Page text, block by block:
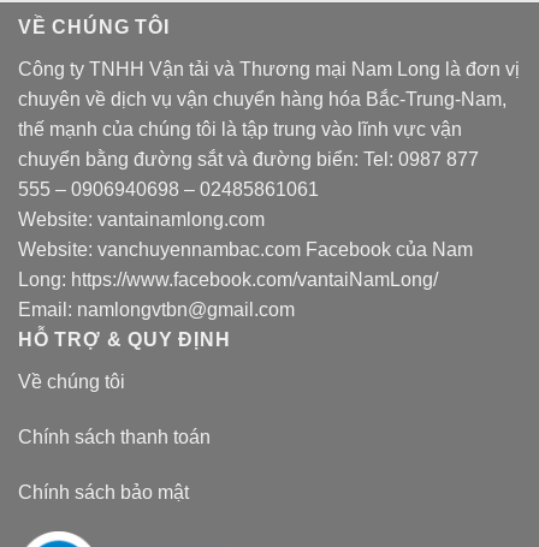
VỀ CHÚNG TÔI
Công ty TNHH Vận tải và Thương mại Nam Long là đơn vị
chuyên về dịch vụ vận chuyển hàng hóa Bắc-Trung-Nam,
thế mạnh của chúng tôi là tập trung vào lĩnh vực vận
chuyển bằng đường sắt và đường biển: Tel: 0987 877
555 – 0906940698 – 02485861061
Website: vantainamlong.com
Website: vanchuyennambac.com Facebook của Nam
Long: https://www.facebook.com/vantaiNamLong/
Email: namlongvtbn@gmail.com
HỖ TRỢ & QUY ĐỊNH
Về chúng tôi
Chính sách thanh toán
Chính sách bảo mật